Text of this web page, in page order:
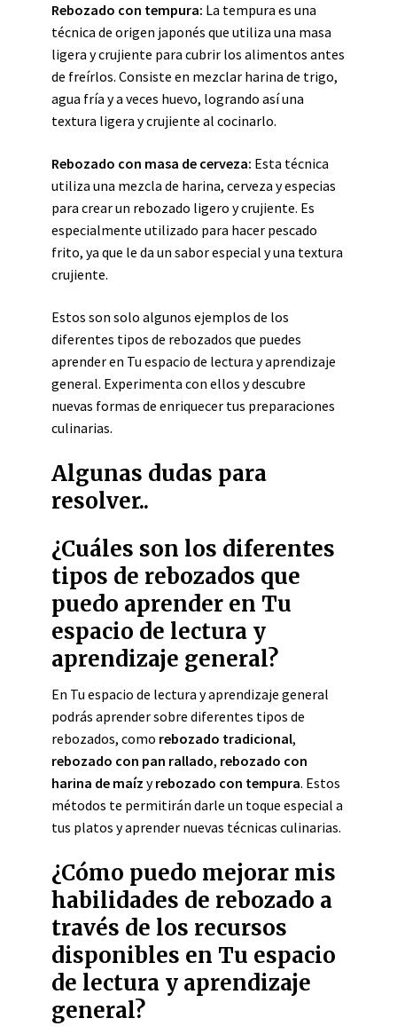
Rebozado con tempura: La tempura es una
técnica de origen japonés que utiliza una masa
ligera y crujiente para cubrir los alimentos antes
de freírlos. Consiste en mezclar harina de trigo,
agua fría y a veces huevo, logrando así una
textura ligera y crujiente al cocinarlo.
Rebozado con masa de cerveza: Esta técnica
utiliza una mezcla de harina, cerveza y especias
para crear un rebozado ligero y crujiente. Es
especialmente utilizado para hacer pescado
frito, ya que le da un sabor especial y una textura
crujiente.
Estos son solo algunos ejemplos de los
diferentes tipos de rebozados que puedes
aprender en Tu espacio de lectura y aprendizaje
general. Experimenta con ellos y descubre
nuevas formas de enriquecer tus preparaciones
culinarias.
Algunas dudas para
resolver..
¿Cuáles son los diferentes
tipos de rebozados que
puedo aprender en Tu
espacio de lectura y
aprendizaje general?
En Tu espacio de lectura y aprendizaje general
podrás aprender sobre diferentes tipos de
rebozados, como rebozado tradicional,
rebozado con pan rallado, rebozado con
harina de maíz yrebozado con tempura. Estos
métodos te permitirán darle un toque especial a
tus platos y aprender nuevas técnicas culinarias.
¿Cómo puedo mejorar mis
habilidades de rebozado a
través de los recursos
disponibles en Tu espacio
de lectura y aprendizaje
general?